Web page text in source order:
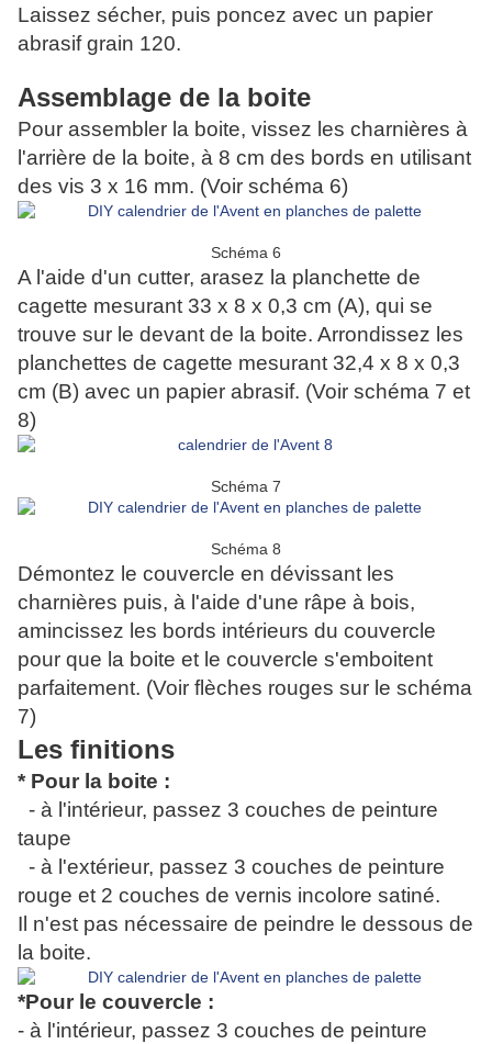
Laissez sécher, puis poncez avec un papier
abrasif grain 120.
Assemblage de la boite
Pour assembler la boite, vissez les charnières à
l'arrière de la boite, à 8 cm des bords en utilisant
des vis 3 x 16 mm. (Voir schéma 6)
Schéma 6
A l'aide d'un cutter, arasez la planchette de
cagette mesurant 33 x 8 x 0,3 cm (A), qui se
trouve sur le devant de la boite. Arrondissez les
planchettes de cagette mesurant 32,4 x 8 x 0,3
cm (B) avec un papier abrasif. (Voir schéma 7 et
8)
Schéma 7
Schéma 8
Démontez le couvercle en dévissant les
charnières puis, à l'aide d'une râpe à bois,
amincissez les bords intérieurs du couvercle
pour que la boite et le couvercle s'emboitent
parfaitement. (Voir flèches rouges sur le schéma
7)
Les finitions
* Pour la boite :
- à l'intérieur, passez 3 couches de peinture
taupe
- à l'extérieur, passez 3 couches de peinture
rouge et 2 couches de vernis incolore satiné.
Il n'est pas nécessaire de peindre le dessous de
la boite.
*Pour le couvercle :
- à l'intérieur, passez 3 couches de peinture